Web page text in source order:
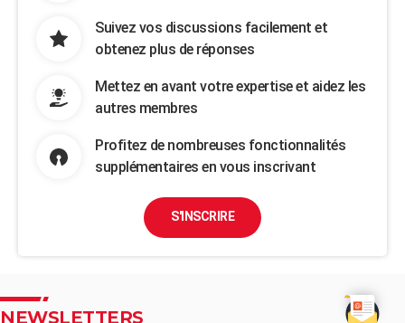
Suivez vos discussions facilement et
obtenez plus de réponses
Mettez en avant votre expertise et aidez les
autres membres
Profitez de nombreuses fonctionnalités
supplémentaires en vous inscrivant
S'INSCRIRE
NEWSLETTERS